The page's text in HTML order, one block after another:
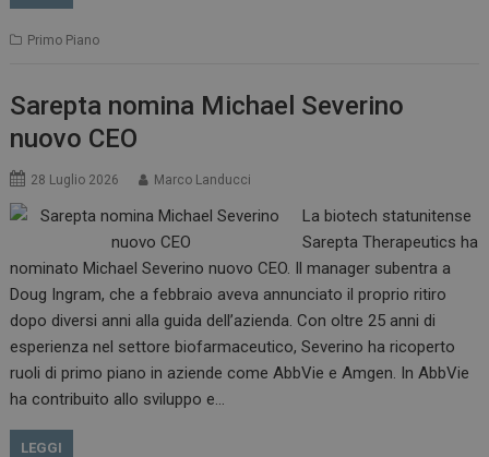
Primo Piano
Sarepta nomina Michael Severino
nuovo CEO
28 Luglio 2026 Marco Landucci
La biotech statunitense
Sarepta Therapeutics ha
nominato Michael Severino nuovo CEO. Il manager subentra a
Doug Ingram, che a febbraio aveva annunciato il proprio ritiro
dopo diversi anni alla guida dell’azienda. Con oltre 25 anni di
esperienza nel settore biofarmaceutico, Severino ha ricoperto
ruoli di primo piano in aziende come AbbVie e Amgen. In AbbVie
ha contribuito allo sviluppo e…
LEGGI